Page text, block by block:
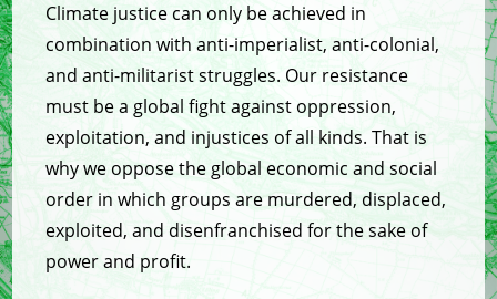
Climate justice can only be achieved in
combination with anti-imperialist, anti-colonial,
and anti-militarist struggles. Our resistance
must be a global fight against oppression,
exploitation, and injustices of all kinds. That is
why we oppose the global economic and social
order in which groups are murdered, displaced,
exploited, and disenfranchised for the sake of
power and profit.